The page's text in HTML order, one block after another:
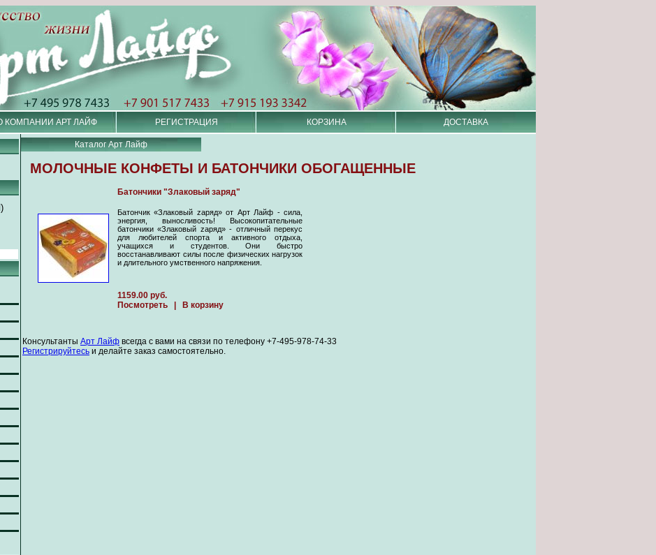
КОМПАНИИ АРТ ЛАЙФ РЕГИСТРАЦИЯ КОРЗИНА ДОСТАВКА
Каталог Арт Лайф
МОЛОЧНЫЕ КОНФЕТЫ И БАТОНЧИКИ ОБОГАЩЕННЫЕ
Батончики "Злаковый заряд"
Батончик «Злаковый zаряд» от Арт Лайф - сила,
энергия, выносливость! Высокопитательные
батончики «Злаковый zаряд» - отличный перекус
для любителей спорта и активного отдыха,
учащихся и студентов. Они быстро
восстанавливают силы после физических нагрузок
и длительного умственного напряжения.
1159.00 руб.
Посмотреть
В корзину
Консультанты Арт Лайф всегда с вами на связи по телефону +7-495-978-74-33
Регистрируйтесь и делайте заказ самостоятельно.